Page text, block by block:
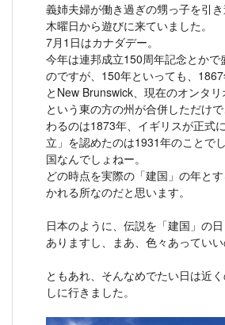
義姉夫婦が働き過ぎの甥っ子を引
木曜日から遊びに来ていました。
7月1日はカナダデー。
今年は連邦成立150周年記念とかで
のですが、150年といっても、
とNew Brunswick、現在のオンタ
という東の方の州が合併しただけ
わるのは1873年、イギリスが正式
立」を認めたのは1931年のことで
国なんでしょねー。
どの時点を実際の「建国」の年と
かれる所なのだと思います。
日本のように、伝説を「建国」の
ありますし、まあ、色々あっていい
ともあれ、そんなめでたい日は近
しに行きました。